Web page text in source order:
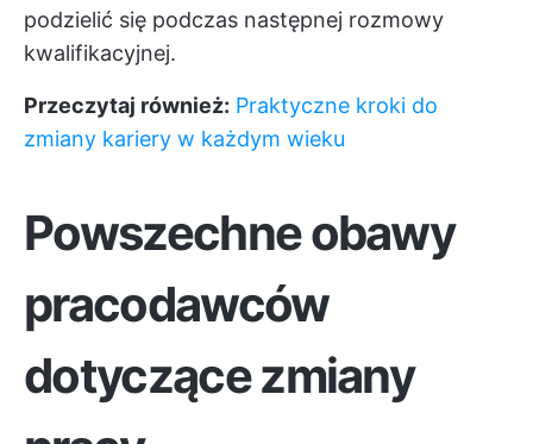
podzielić się podczas następnej rozmowy
kwalifikacyjnej.
Przeczytaj również: Praktyczne kroki do
zmiany kariery w każdym wieku
Powszechne obawy
pracodawców
dotyczące zmiany